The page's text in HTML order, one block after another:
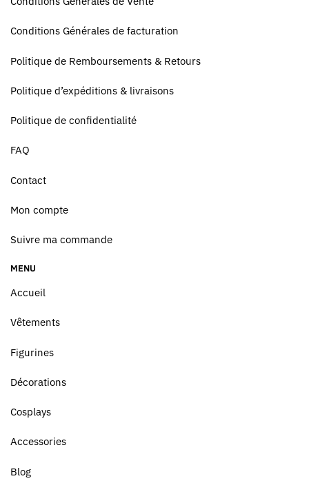
Conditions Générales de facturation
Politique de Remboursements & Retours
Politique d’expéditions & livraisons
Politique de confidentialité
FAQ
Contact
Mon compte
Suivre ma commande
MENU
Accueil
Vêtements
Figurines
Décorations
Cosplays
Accessories
Blog